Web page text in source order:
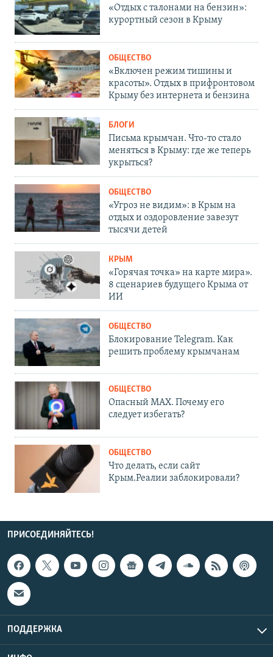
«Отдых с талонами на бензин»:
курортный сезон в Крыму
ОБЩЕСТВО
«Включен режим тишины и
красоты». Отдых в прифронтовом
Крыму без интернета и бензина
БЛОГИ
Письма крымчан. Что-то стало
меняться в Крыму: где же теперь
укрыться?
ОБЩЕСТВО
«Угроз не видим»: в Крым на
отдых и оздоровление завезут
тысячи детей
КРЫМ
«Горячая точка» на карте мира».
8 сценариев будущего Крыма от
ИИ
ОБЩЕСТВО
Блокирование Telegram. Как
решить проблему крымчанам
ОБЩЕСТВО
Опасный MAX. Почему его
следует избегать?
ОБЩЕСТВО
Что делать, если сайт
Крым.Реалии заблокировали?
ПРИСОЕДИНЯЙТЕСЬ!
ПОДДЕРЖКА